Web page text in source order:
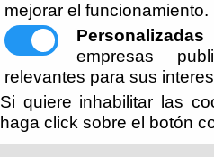
mejorar el funcionamiento.
Personalizadas
empresas
relevantes para sus
Si quiere inhabilitar las
haga click sobre el botón
Ayuntamiento de Rágol
Secretaría
Pleno - Borrador de Sesión -
[más información]